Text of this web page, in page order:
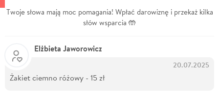
Twoje słowa mają moc pomagania! Wpłać darowiznę i przekaż kilka
słów wsparcia 🤲
Elżbieta Jaworowicz
20.07.2025
Żakiet ciemno różowy - 15 zł